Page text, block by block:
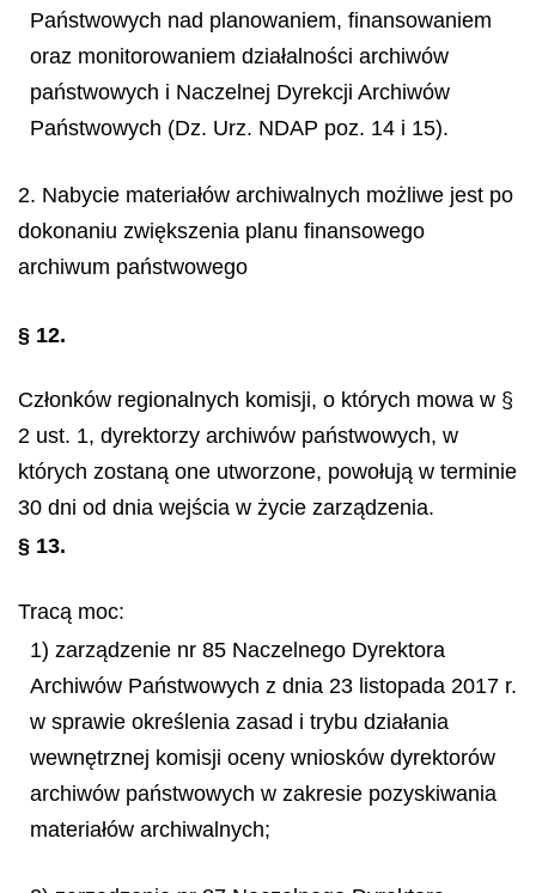
Państwowych nad planowaniem, finansowaniem
oraz monitorowaniem działalności archiwów
państwowych i Naczelnej Dyrekcji Archiwów
Państwowych (Dz. Urz. NDAP poz. 14 i 15).
2. Nabycie materiałów archiwalnych możliwe jest po
dokonaniu zwiększenia planu finansowego
archiwum państwowego
§ 12.
Członków regionalnych komisji, o których mowa w §
2 ust. 1, dyrektorzy archiwów państwowych, w
których zostaną one utworzone, powołują w terminie
30 dni od dnia wejścia w życie zarządzenia.
§ 13.
Tracą moc:
1) zarządzenie nr 85 Naczelnego Dyrektora
Archiwów Państwowych z dnia 23 listopada 2017 r.
w sprawie określenia zasad i trybu działania
wewnętrznej komisji oceny wniosków dyrektorów
archiwów państwowych w zakresie pozyskiwania
materiałów archiwalnych;